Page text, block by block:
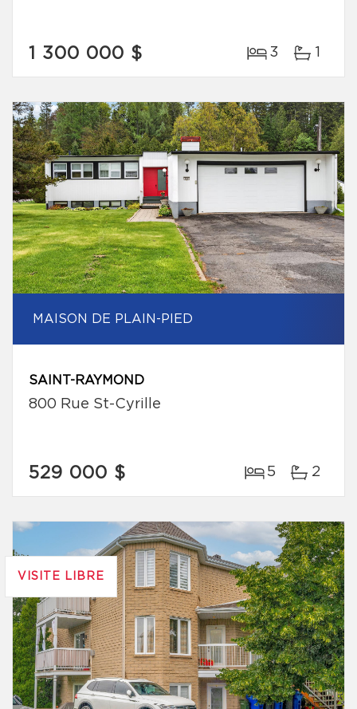
1 300 000 $ 3 1
MAISON DE PLAIN-PIED
SAINT-RAYMOND
800 Rue St-Cyrille
529 000 $ 5 2
VISITE LIBRE